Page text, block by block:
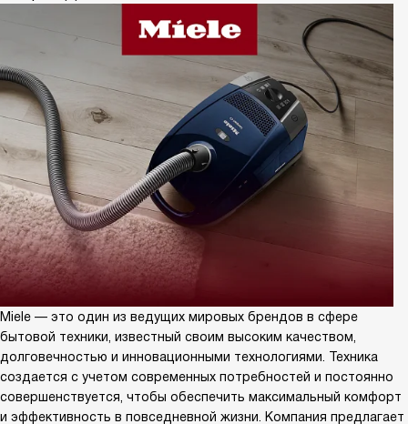
Miele — это один из ведущих мировых брендов в сфере
бытовой техники, известный своим высоким качеством,
долговечностью и инновационными технологиями. Техника
создается с учетом современных потребностей и постоянно
совершенствуется, чтобы обеспечить максимальный комфорт
и эффективность в повседневной жизни. Компания предлагает